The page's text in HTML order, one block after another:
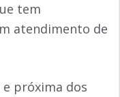
tem
atendimento de
próxima dos